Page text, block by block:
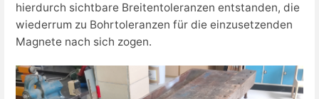
hierdurch sichtbare Breitentoleranzen entstanden, die
wiederrum zu Bohrtoleranzen für die einzusetzenden
Magnete nach sich zogen.